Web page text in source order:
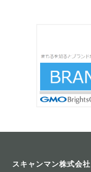
スキャンマン株式会社